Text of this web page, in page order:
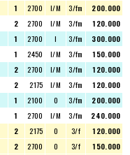
1 2700 I/M 3/fm
200.000
2 2700 I/M 3/fm
120.000
1 2700 I 3/fm
300.000
1 2450 I/M 3/fm
150.000
2 2700 I/M 3/fm
120.000
2 2175 I/M 3/fm
120.000
1 2100 O 3/fm
200.000
1 2700 I/M 3/fm
240.000
2 2175 O 3/f
120.000
2 2700 O 3/f
150.000